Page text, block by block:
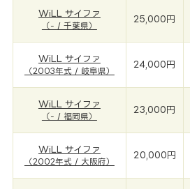
WiLL サイファ
（- / 千葉県）
25,000円
WiLL サイファ
（2003年式 / 岐阜県）
24,000円
WiLL サイファ
（- / 福岡県）
23,000円
WiLL サイファ
（2002年式 / 大阪府）
20,000円